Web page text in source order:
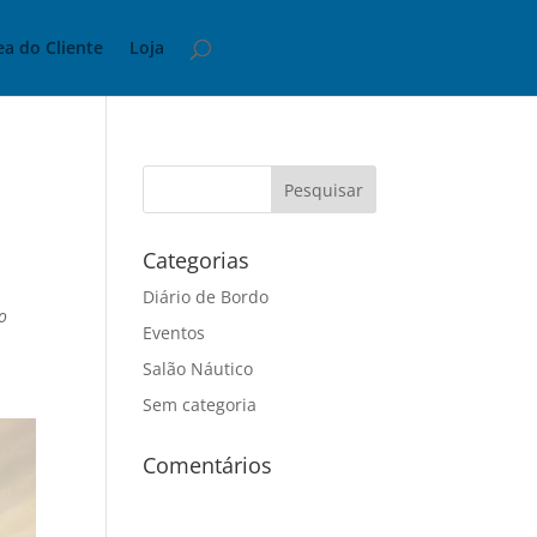
do Cliente Loja
Categorias
Diário de Bordo
Eventos
Salão Náutico
Sem categoria
Comentários